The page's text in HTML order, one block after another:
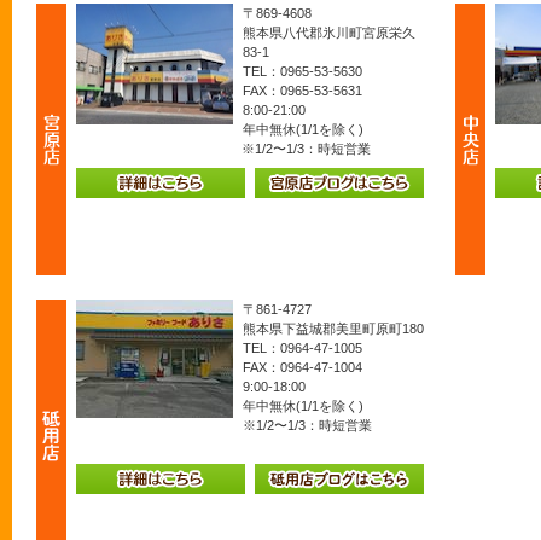
〒869-4608
熊本県八代郡氷川町宮原栄久
83-1
TEL：0965-53-5630
FAX：0965-53-5631
8:00-21:00
年中無休(1/1を除く)
※1/2〜1/3：時短営業
〒861-4727
熊本県下益城郡美里町原町180
TEL：0964-47-1005
FAX：0964-47-1004
9:00-18:00
年中無休(1/1を除く)
※1/2〜1/3：時短営業